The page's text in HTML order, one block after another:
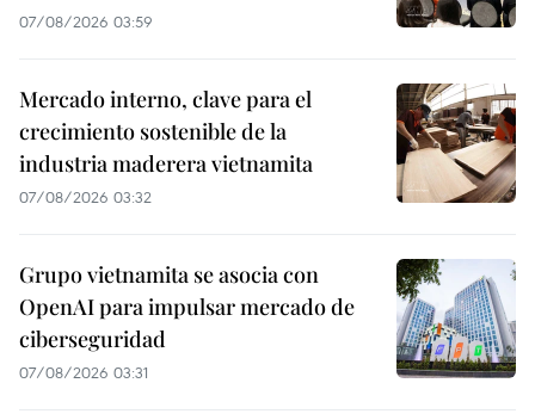
07/08/2026 03:59
Mercado interno, clave para el
crecimiento sostenible de la
industria maderera vietnamita
07/08/2026 03:32
Grupo vietnamita se asocia con
OpenAI para impulsar mercado de
ciberseguridad
07/08/2026 03:31